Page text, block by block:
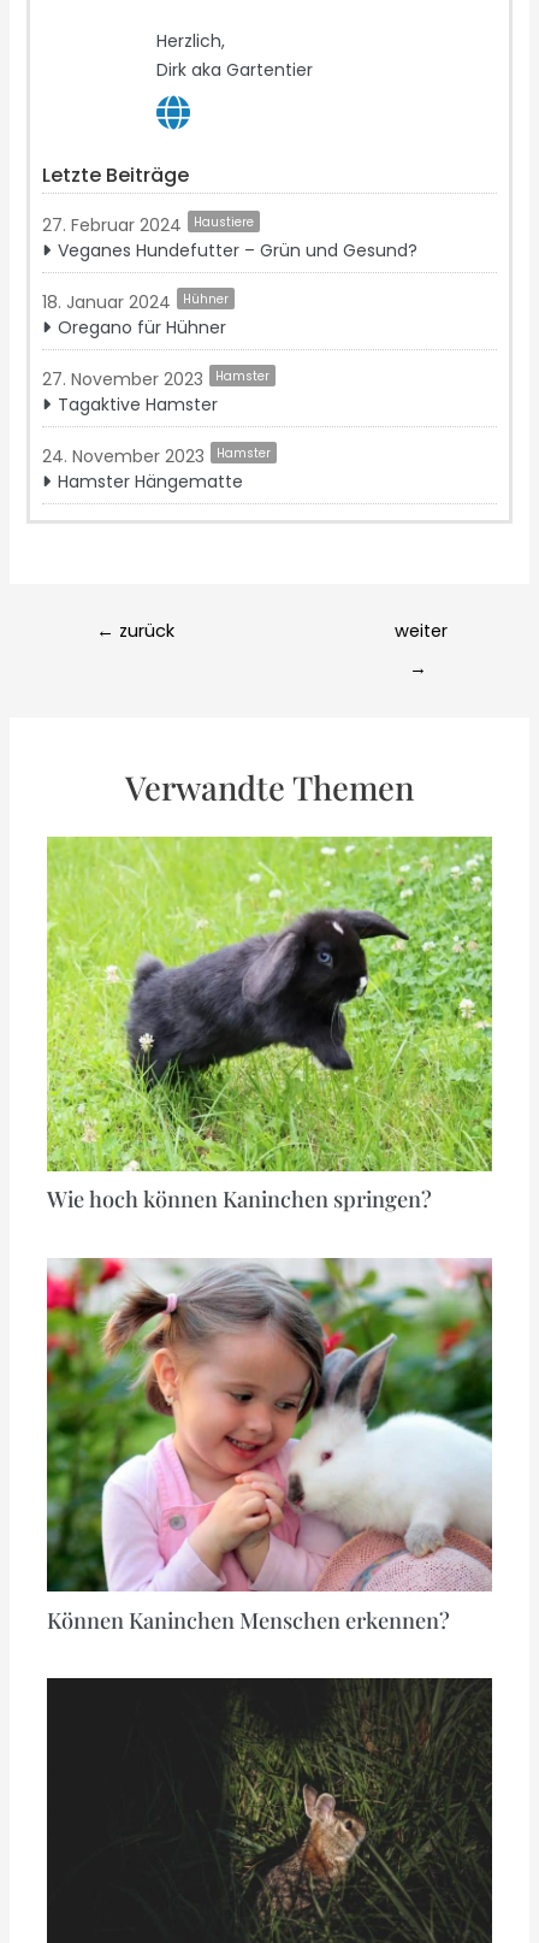
Herzlich,
Dirk aka Gartentier
Letzte Beiträge
27. Februar 2024 Haustiere
Veganes Hundefutter – Grün und Gesund?
18. Januar 2024 Hühner
Oregano für Hühner
27. November 2023 Hamster
Tagaktive Hamster
24. November 2023 Hamster
Hamster Hängematte
← zurück
weiter
→
Verwandte Themen
Wie hoch können Kaninchen springen?
Können Kaninchen Menschen erkennen?